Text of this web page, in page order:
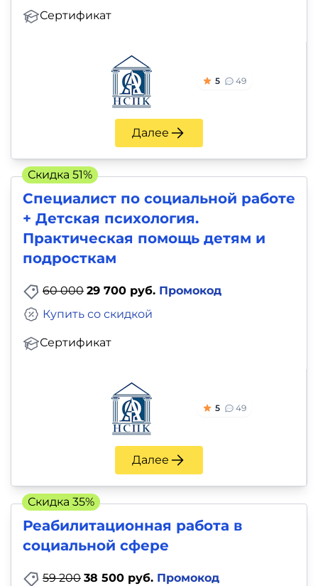
Сертификат
5 49
Далее
Специалист по социальной работе
+ Детская психология.
Практическая помощь детям и
подросткам
60 000 29 700 руб. Промокод
Сертификат
Купить со скидкой
5 49
Далее
Скидка 51%
Реабилитационная работа в
социальной сфере
59 200 38 500 руб. Промокод
Скидка 35%